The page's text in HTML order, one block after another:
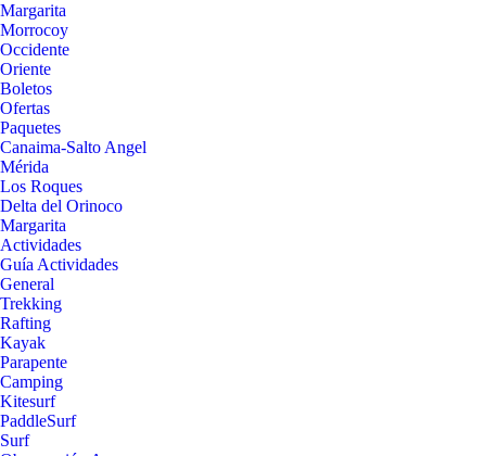
Margarita
Morrocoy
Occidente
Oriente
Boletos
Ofertas
Paquetes
Canaima-Salto Angel
Mérida
Los Roques
Delta del Orinoco
Margarita
Actividades
Guía Actividades
General
Trekking
Rafting
Kayak
Parapente
Camping
Kitesurf
PaddleSurf
Surf